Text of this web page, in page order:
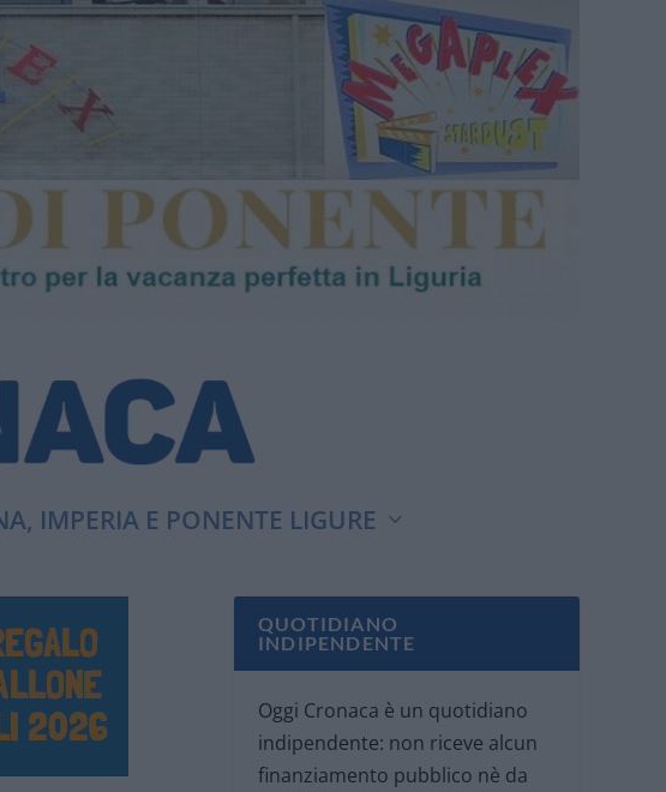
IMPERIA E PONENTE LIGURE
QUOTIDIANO
INDIPENDENTE
Oggi Cronaca è un quotidiano
indipendente: non riceve alcun
finanziamento pubblico nè da